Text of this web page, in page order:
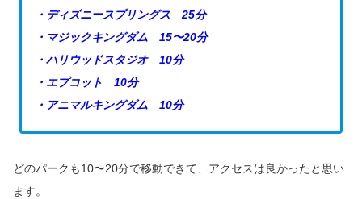
・ディズニースプリングス 25分
・マジックキングダム 15〜20分
・ハリウッドスタジオ 10分
・エプコット 10分
・アニマルキングダム 10分
どのパークも10〜20分で移動できて、アクセスは良かったと思い
ます。